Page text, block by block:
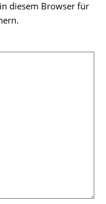
diesem Browser für